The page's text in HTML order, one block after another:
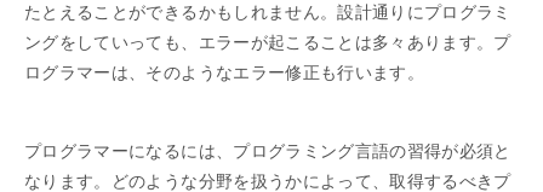
たとえることができるかもしれません。設計通りにプログラミ
ングをしていっても、エラーが起こることは多々あります。プ
ログラマーは、そのようなエラー修正も行います。
プログラマーになるには、プログラミング言語の習得が必須と
なります。どのような分野を扱うかによって、取得するべきプ